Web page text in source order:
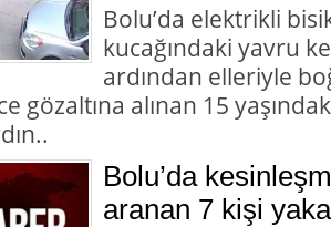
Bolu’da elektrikli
kucağındaki yavru
ardından elleriyle
gözaltına alınan 15
Bolu’da
aranan 7 kişi